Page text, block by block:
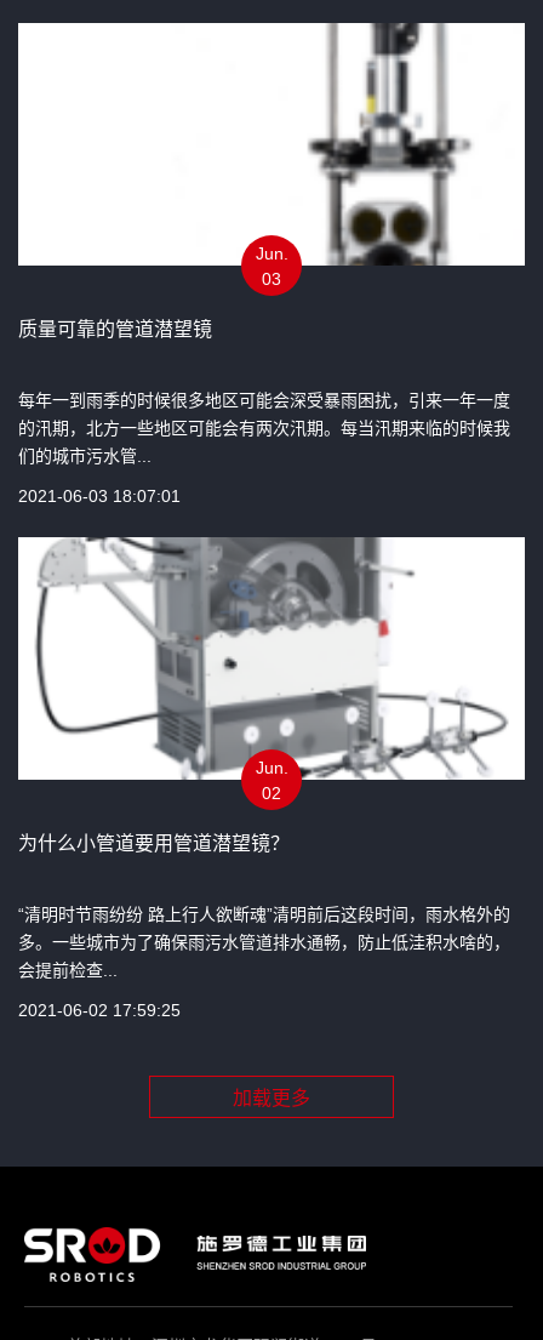
Jun.
03
质量可靠的管道潜望镜
每年一到雨季的时候很多地区可能会深受暴雨困扰，引来一年一度
的汛期，北方一些地区可能会有两次汛期。每当汛期来临的时候我
们的城市污水管...
2021-06-03 18:07:01
Jun.
02
为什么小管道要用管道潜望镜？
“清明时节雨纷纷 路上行人欲断魂”清明前后这段时间，雨水格外的
多。一些城市为了确保雨污水管道排水通畅，防止低洼积水啥的，
会提前检查...
2021-06-02 17:59:25